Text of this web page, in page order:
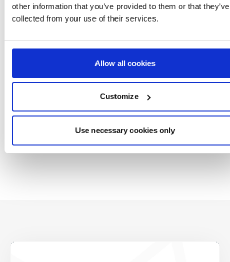
other information that you’ve provided to them or that they’ve
collected from your use of their services.
Allow all cookies
Customize
Use necessary cookies only
SOL ÓCULOSMOCHILA INFANTIL 3D BONÉ BASEBALL